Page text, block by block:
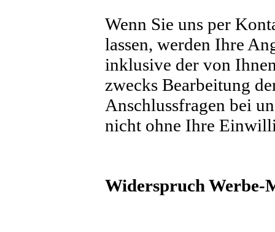
Wenn Sie uns per
lassen, werden Ihre
inklusive der von
zwecks Bearbeitung
Anschlussfragen bei
nicht ohne Ihre
Widerspruch Werbe-